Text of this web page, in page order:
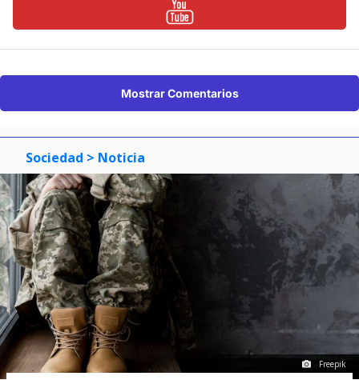
Mostrar Comentarios
Sociedad > Noticia
Freepik